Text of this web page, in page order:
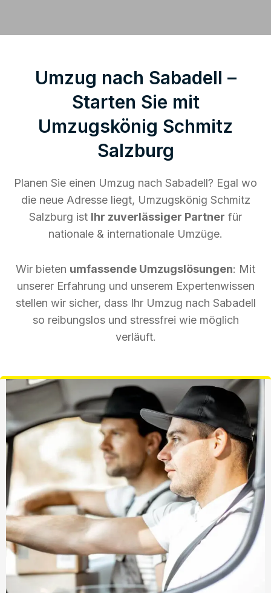
Umzug nach Sabadell –
Starten Sie mit
Umzugskönig Schmitz
Salzburg
Planen Sie einen Umzug nach Sabadell? Egal wo
die neue Adresse liegt, Umzugskönig Schmitz
Salzburg ist Ihr zuverlässiger Partner für
nationale & internationale Umzüge.
Wir bieten umfassende Umzugslösungen: Mit
unserer Erfahrung und unserem Expertenwissen
stellen wir sicher, dass Ihr Umzug nach Sabadell
so reibungslos und stressfrei wie möglich
verläuft.